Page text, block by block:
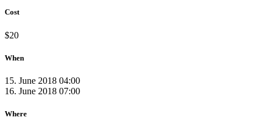
Cost
$20
When
15. June 2018 04:00
16. June 2018 07:00
Where